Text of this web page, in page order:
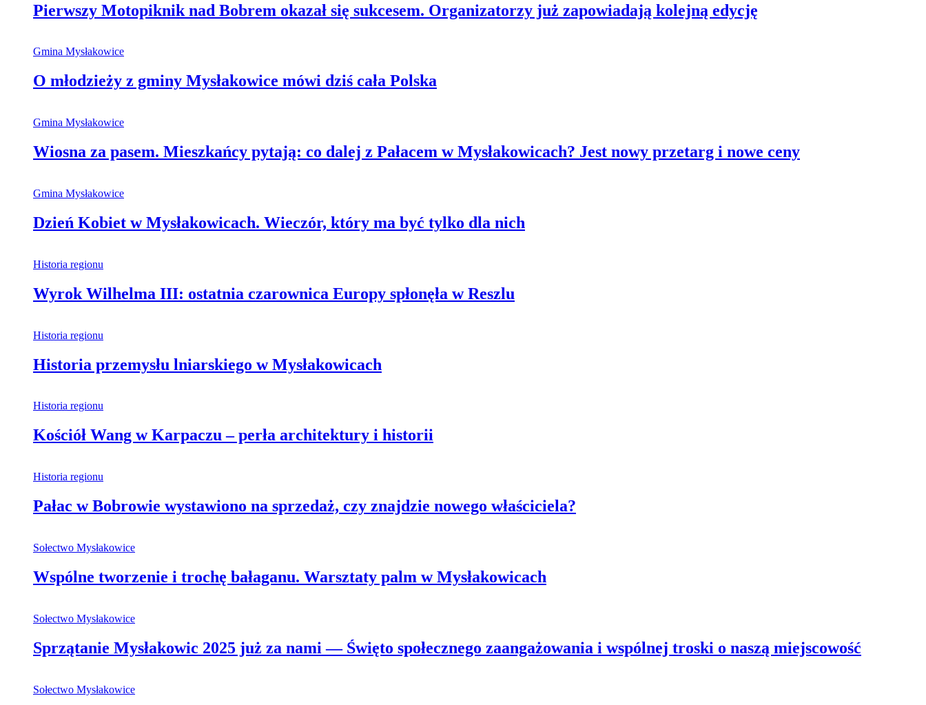
Pierwszy Motopiknik nad Bobrem okazał się sukcesem. Organizatorzy już zapowiadają kolejną edycję
Gmina Mysłakowice
O młodzieży z gminy Mysłakowice mówi dziś cała Polska
Gmina Mysłakowice
Wiosna za pasem. Mieszkańcy pytają: co dalej z Pałacem w Mysłakowicach? Jest nowy przetarg i nowe ceny
Gmina Mysłakowice
Dzień Kobiet w Mysłakowicach. Wieczór, który ma być tylko dla nich
Historia regionu
Wyrok Wilhelma III: ostatnia czarownica Europy spłonęła w Reszlu
Historia regionu
Historia przemysłu lniarskiego w Mysłakowicach
Historia regionu
Kościół Wang w Karpaczu – perła architektury i historii
Historia regionu
Pałac w Bobrowie wystawiono na sprzedaż, czy znajdzie nowego właściciela?
Sołectwo Mysłakowice
Wspólne tworzenie i trochę bałaganu. Warsztaty palm w Mysłakowicach
Sołectwo Mysłakowice
Sprzątanie Mysłakowic 2025 już za nami — Święto społecznego zaangażowania i wspólnej troski o naszą miejscowość
Sołectwo Mysłakowice